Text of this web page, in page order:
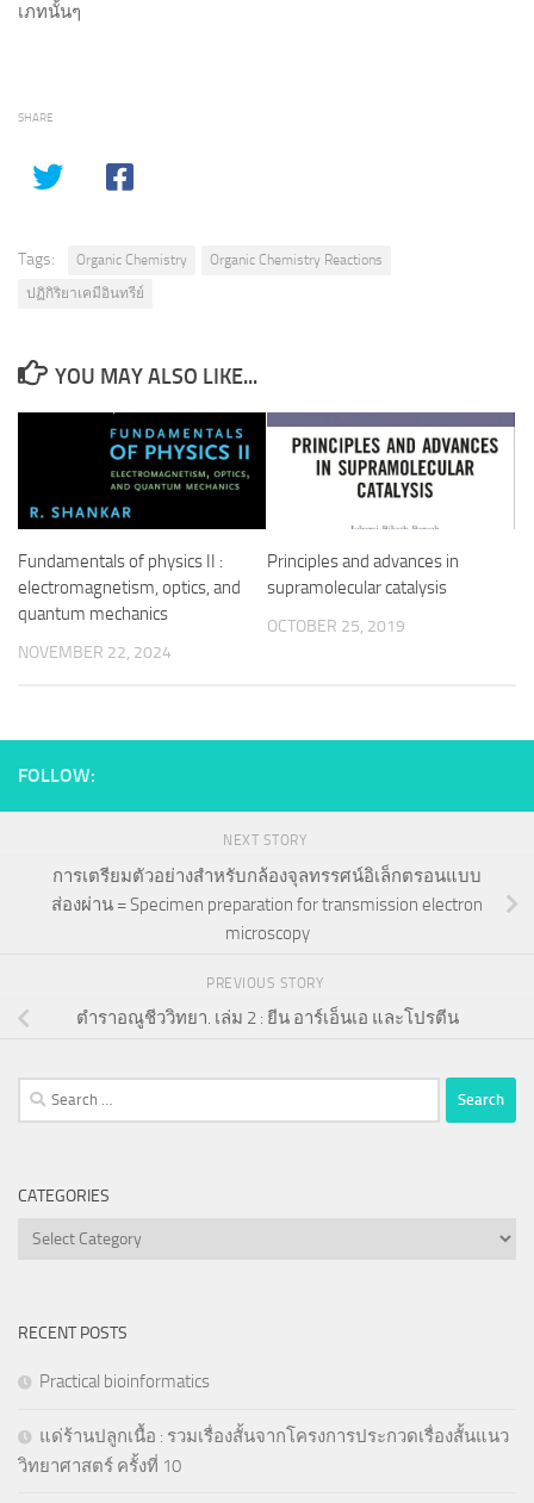
เภทนั้นๆ
SHARE
Tags: Organic Chemistry
Organic Chemistry Reactions
ปฏิกิริยาเคมีอินทรีย์
YOU MAY ALSO LIKE...
Fundamentals of physics II :
electromagnetism, optics, and
quantum mechanics
NOVEMBER 22, 2024
Principles and advances in
supramolecular catalysis
OCTOBER 25, 2019
FOLLOW:
NEXT STORY
การเตรียมตัวอย่างสำหรับกล้องจุลทรรศน์อิเล็กตรอนแบบ
ส่องผ่าน = Specimen preparation for transmission electron
microscopy
PREVIOUS STORY
ตำราอณูชีววิทยา. เล่ม 2 : ยีน อาร์เอ็นเอ และโปรตีน
Search
for:
CATEGORIES
Categories
RECENT POSTS
Practical bioinformatics
แด่ร้านปลูกเนื้อ : รวมเรื่องสั้นจากโครงการประกวดเรื่องสั้นแนว
วิทยาศาสตร์ ครั้งที่ 10